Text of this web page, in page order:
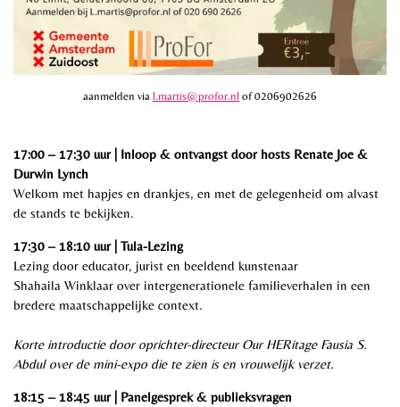
aanmelden via l.martis@profor.nl of 0206902626
17:00 – 17:30 uur | Inloop & ontvangst door hosts Renate Joe &
Durwin Lynch
Welkom met hapjes en drankjes, en met de gelegenheid om alvast
de stands te bekijken.
17:30 – 18:10 uur | Tula-Lezing
Lezing door educator, jurist en beeldend kunstenaar
Shahaila Winklaar over intergenerationele familieverhalen in een
bredere maatschappelijke context.
Korte introductie door oprichter-directeur Our HERitage Fausia S.
Abdulover de mini-expo die te zien is en vrouwelijk verzet.
18:15 – 18:45 uur | Panelgesprek & publieksvragen